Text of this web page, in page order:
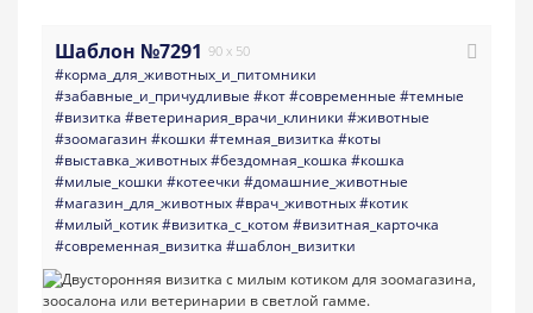
Шаблон №7291 90 x 50
#корма_для_животных_и_питомники
#забавные_и_причудливые #кот#современные #темные
#визитка #ветеринария_врачи_клиники #животные
#зоомагазин #кошки #темная_визитка #коты
#выставка_животных#бездомная_кошка #кошка
#милые_кошки #котеечки #домашние_животные
#магазин_для_животных#врач_животных#котик
#милый_котик#визитка_с_котом #визитная_карточка
#современная_визитка #шаблон_визитки